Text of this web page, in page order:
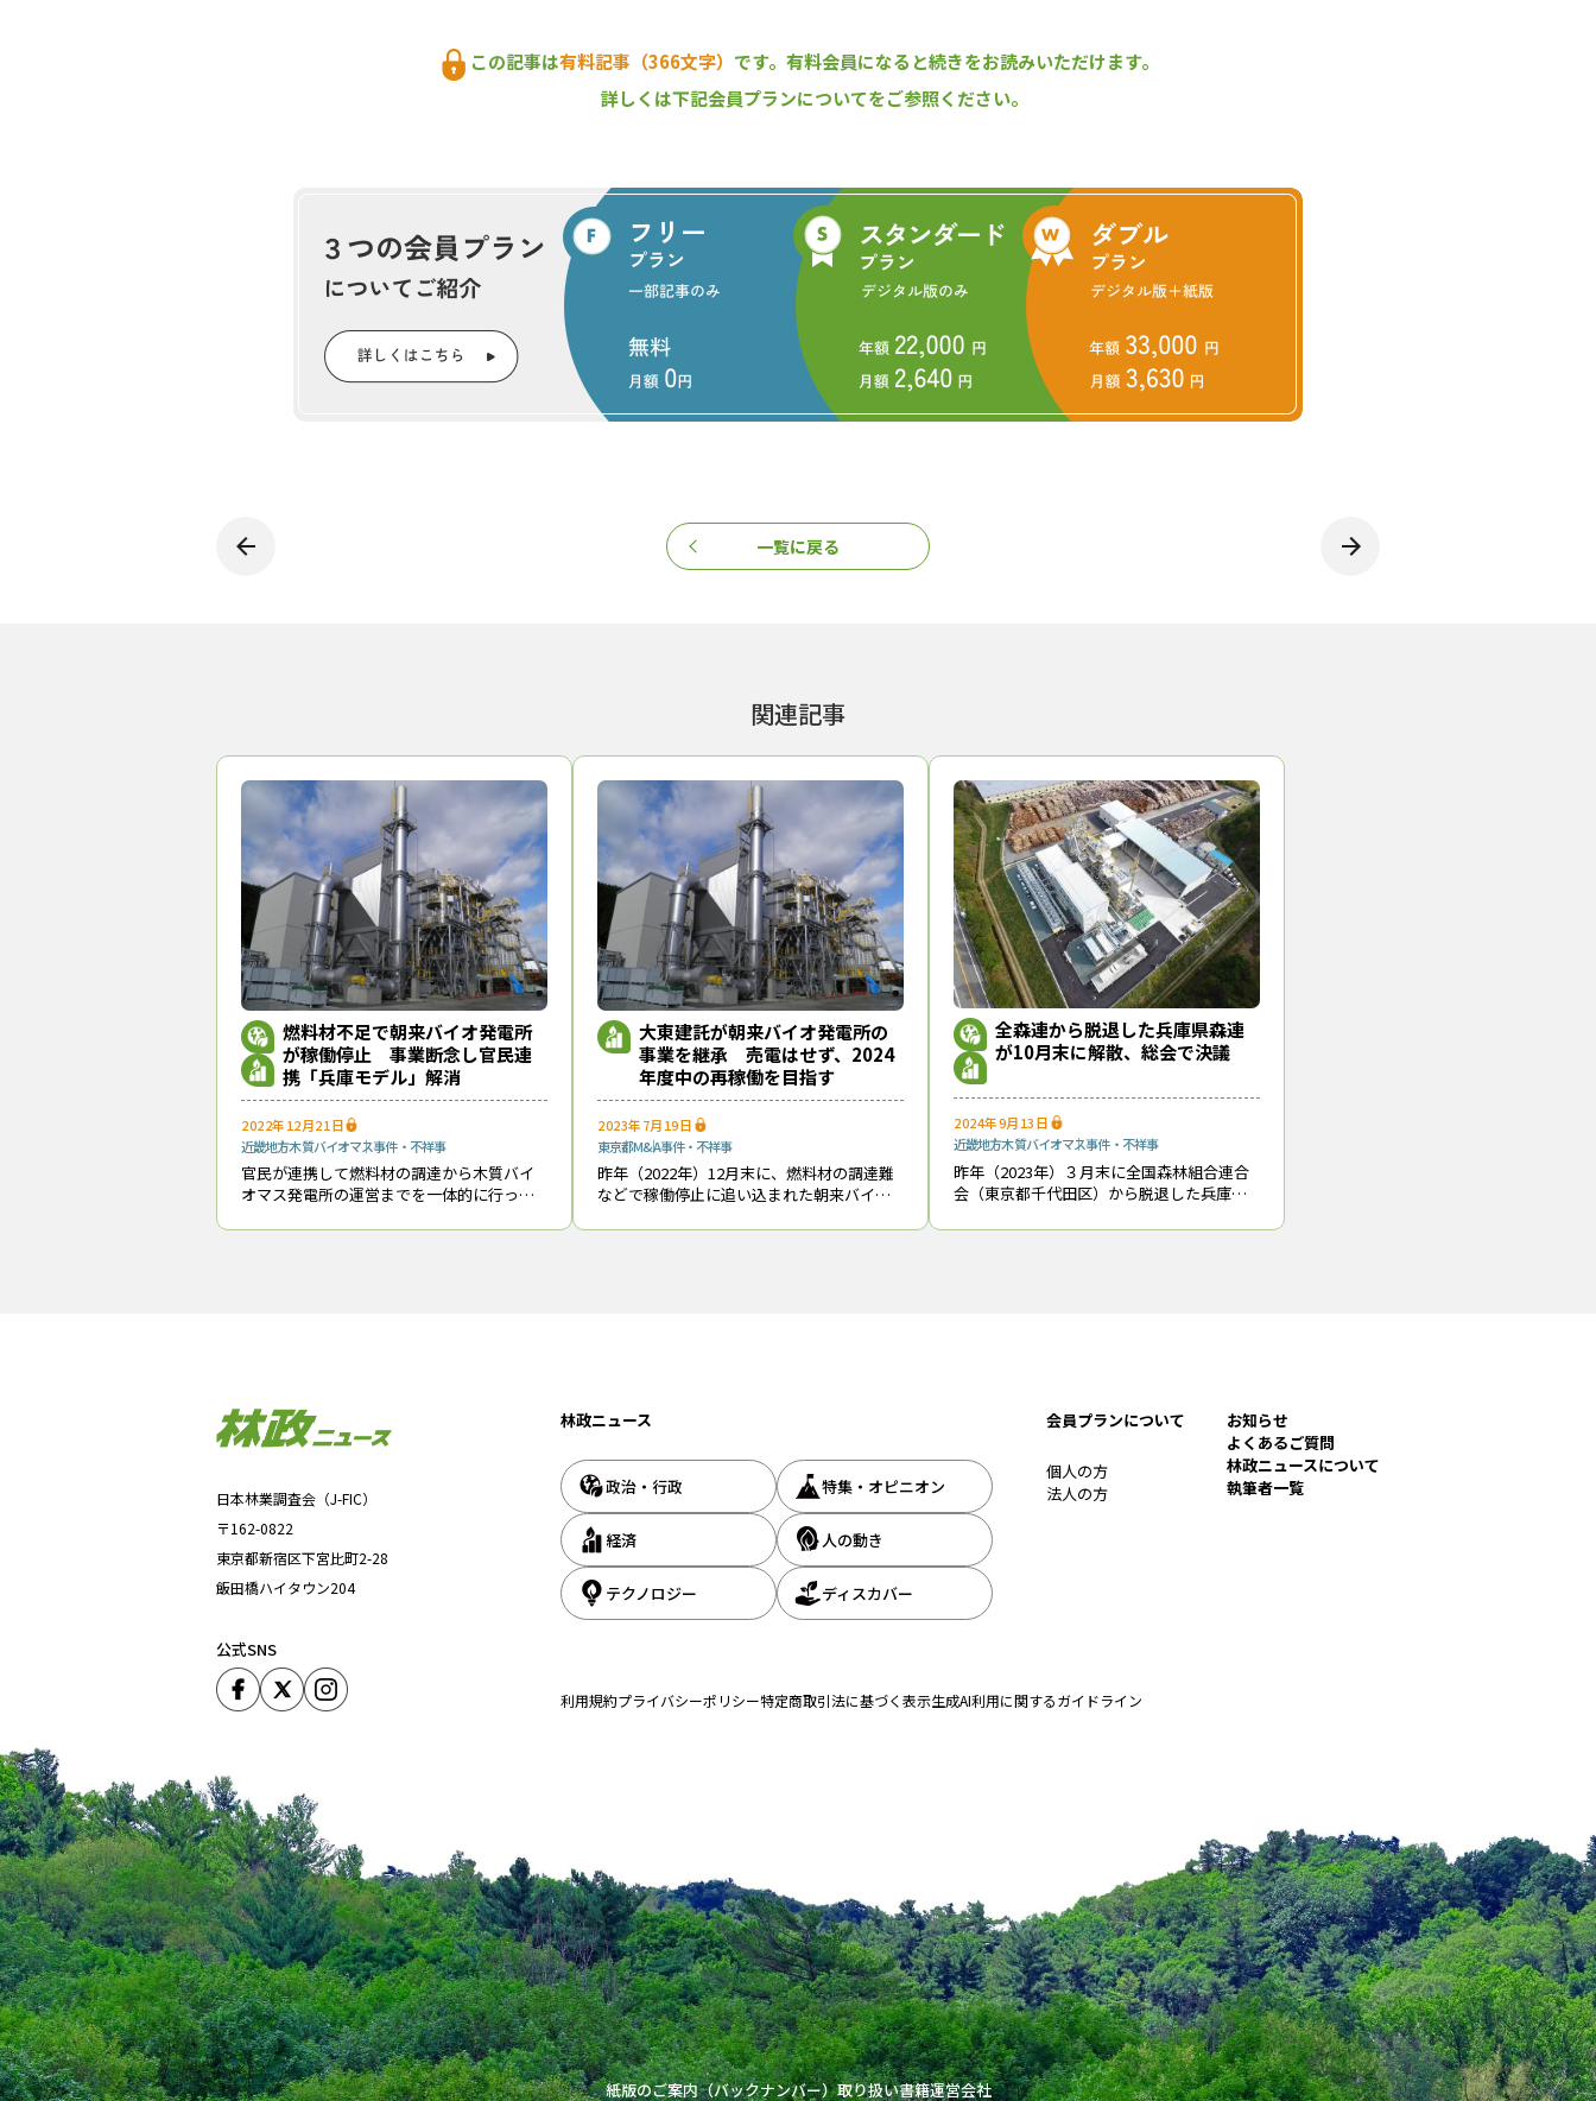
『林政ニュース』編集部
この記事をシェアする
この記事は有料記事（366文字） です。 有料会員になると続きをお読みいただけます。
詳しくは下記会員プランについてをご参照ください。
一覧に戻る
関連記事
燃料材不足で朝来バイオ発電所
が稼働停止 事業断念し官民連
携「兵庫モデル」解消
2022年12月21日
近畿地方木質バイオマス事件・不祥事
官民が連携して燃料材の調達から木質バイ
オマス発電所の運営までを一体的に行って
朝来市の朝来バイオマス発電所が12月24日
大東建託が朝来バイオ発電所の
事業を継承 売電はせず、2024
年度中の再稼働を目指す
2023年7月19日
東京都M&A事件・不祥事
昨年（2022年）12月末に、燃料材の調達難
などで稼働停止に追い込まれた朝来バイオ
営主体として、木造賃貸住宅大手の大東建
全森連から脱退した兵庫県森連
が10月末に解散、総会で決議
2024年9月13日
近畿地方木質バイオマス事件・不祥事
昨年（2023年）３月末に全国森林組合連合
会（東京都千代田区）から脱退した兵庫県
26日に開いた通常総会で10月末に解散する
日本林業調査会（J-FIC）
〒162-0822
東京都新宿区下宮比町2-28
飯田橋ハイタウン204
公式SNS
林政ニュース
政治・行政 特集・オピニオン
経済 人の動き
テクノロジー ディスカバー
会員プランについて
個人の方
法人の方
お知らせ
よくあるご質問
林政ニュースについて
執筆者一覧
利用規約プライバシーポリシー特定商取引法に基づく表示生成AI利用に関するガイドライン
紙版のご案内（バックナンバー）取り扱い書籍運営会社